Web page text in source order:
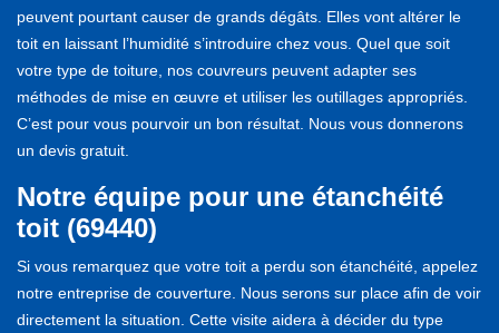
peuvent pourtant causer de grands dégâts. Elles vont altérer le
toit en laissant l’humidité s’introduire chez vous. Quel que soit
votre type de toiture, nos couvreurs peuvent adapter ses
méthodes de mise en œuvre et utiliser les outillages appropriés.
C’est pour vous pourvoir un bon résultat. Nous vous donnerons
un devis gratuit.
Notre équipe pour une étanchéité
toit (69440)
Si vous remarquez que votre toit a perdu son étanchéité, appelez
notre entreprise de couverture. Nous serons sur place afin de voir
directement la situation. Cette visite aidera à décider du type